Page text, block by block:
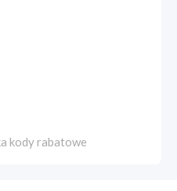
kody rabatowe